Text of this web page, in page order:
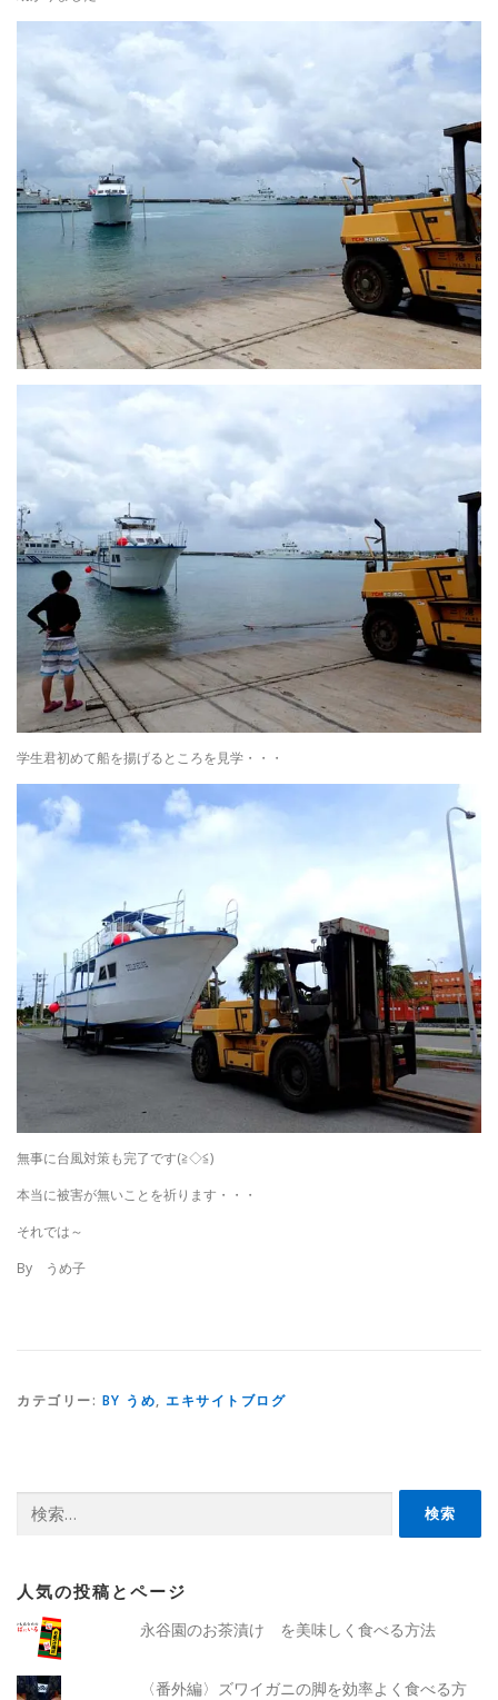
学生君初めて船を揚げるところを見学・・・
無事に台風対策も完了です(≧◇≦)
本当に被害が無いことを祈ります・・・
それでは～
By うめ子
カテゴリー: BY うめ, エキサイトブログ
索:
人気の投稿とページ
永谷園のお茶漬け を美味しく食べる方法
〈番外編〉ズワイガニの脚を効率よく食べる方